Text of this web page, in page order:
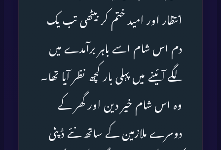
انتظار اور امید ختم کر بیٹھی تب یک
دم اس شام اسے باہر برآمدے میں
لگے آئینے میں پہلی بار کچھ نظر آیا تھا۔
وہ اس شام خیر دین اور گھر کے
دوسرے ملازمین کے ساتھ نئے ڈپٹی